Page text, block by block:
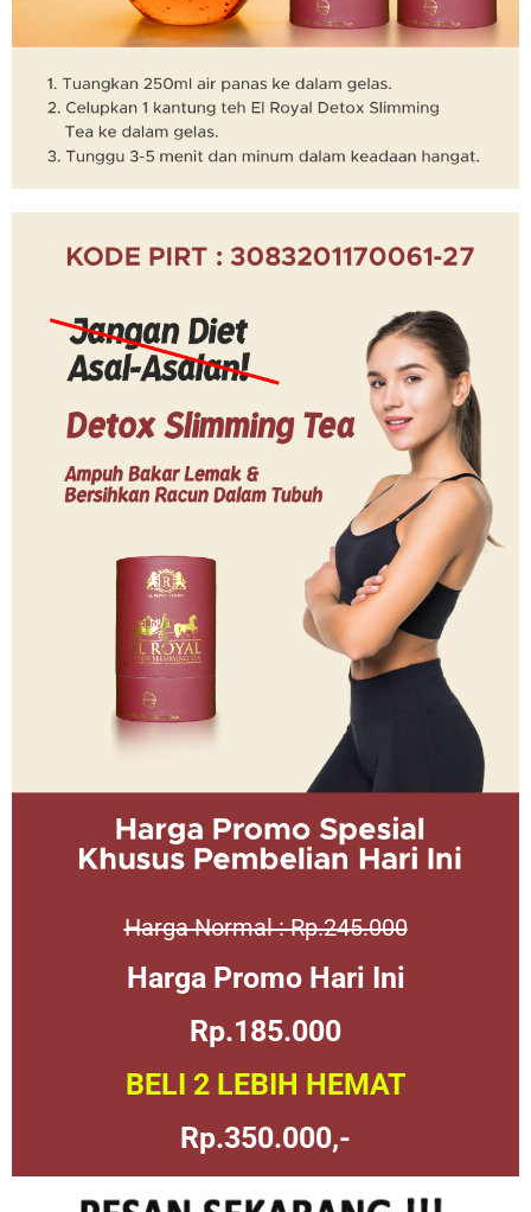
Harga Normal : Rp.245.000
Harga Promo Hari Ini
Rp.185.000
BELI 2 LEBIH HEMAT
Rp.350.000,-